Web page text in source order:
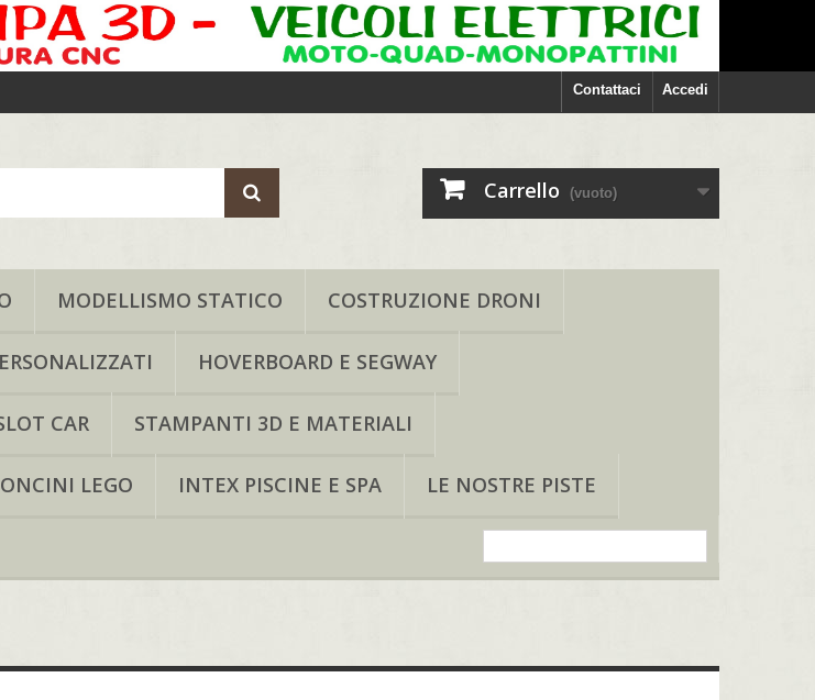
Accedi
Contattaci
Carrello (vuoto)
MODELLISMO STATICO COSTRUZIONE DRONI
HOVERBOARD E SEGWAY
CAR STAMPANTI 3D E MATERIALI
LEGO INTEX PISCINE E SPA LE NOSTRE PISTE